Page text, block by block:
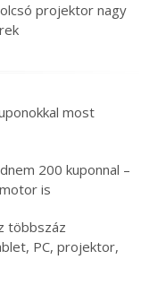
projektor nagy
most
200 kuponnal –
is
többszáz
PC, projektor,